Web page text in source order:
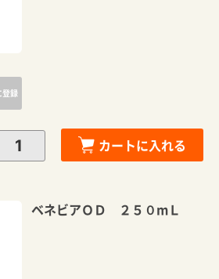
登録
カートに入れる
ベネビアＯＤ ２５０mＬ
追加しました。